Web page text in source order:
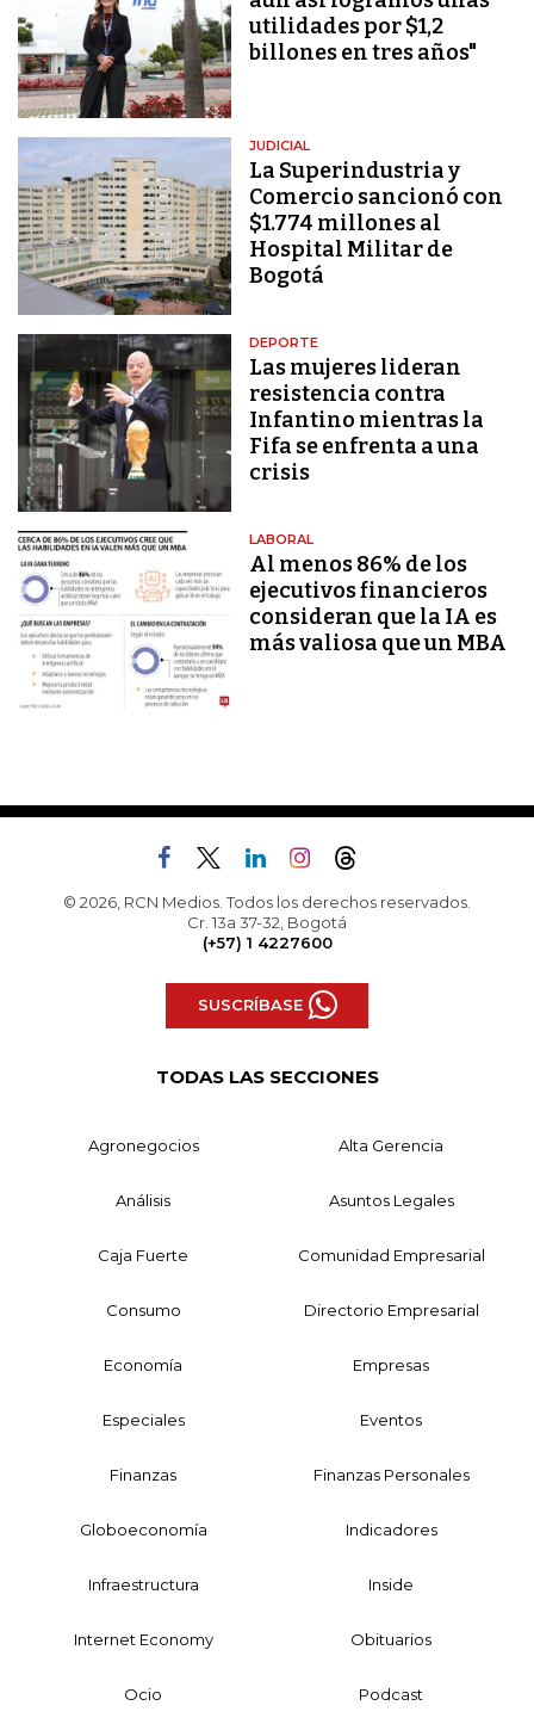
utilidades por $1,2
billones en tres años"
JUDICIAL
La Superindustria y
Comercio sancionó con
$1.774 millones al
Hospital Militar de
Bogotá
DEPORTE
Las mujeres lideran
resistencia contra
Infantino mientras la
Fifa se enfrenta a una
crisis
LABORAL
Al menos 86% de los
ejecutivos financieros
consideran que la IA es
más valiosa que un MBA
© 2026, RCN Medios. Todos los derechos reservados.
Cr. 13a 37-32, Bogotá
(+57) 1 4227600
SUSCRÍBASE
TODAS LAS SECCIONES
Agronegocios Alta Gerencia
Análisis Asuntos Legales
Caja Fuerte Comunidad Empresarial
Consumo Directorio Empresarial
Economía Empresas
Especiales Eventos
Finanzas Finanzas Personales
Globoeconomía Indicadores
Infraestructura Inside
Internet Economy Obituarios
Ocio Podcast